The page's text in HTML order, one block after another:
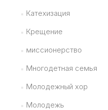
Катехизация
Крещение
миссионерство
Многодетная семья
Молодежный хор
Молодежь